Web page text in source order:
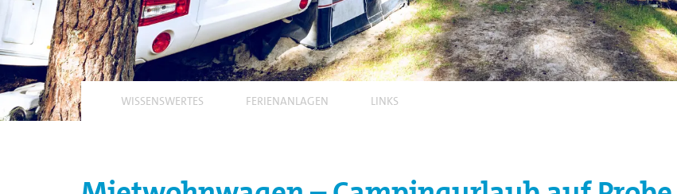
WISSENSWERTES FERIENANLAGEN LINKS